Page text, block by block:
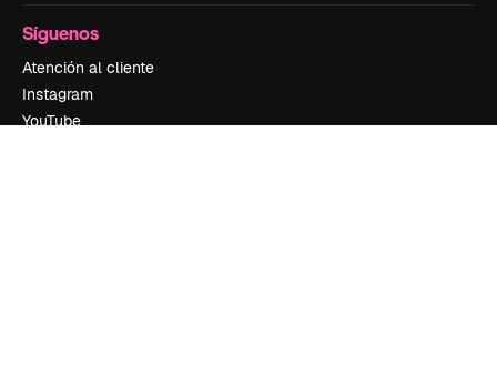
Síguenos
Atención al cliente
Instagram
YouTube